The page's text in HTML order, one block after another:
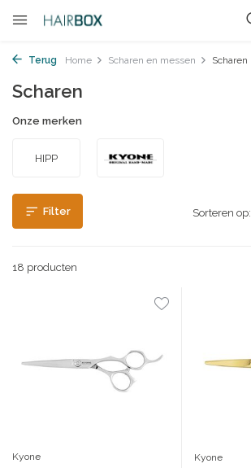
Terug Home Scharen en messen Scharen
Scharen
Onze merken
HIPP
Filter
18 producten
Sorteren op:
Kyone Kyone